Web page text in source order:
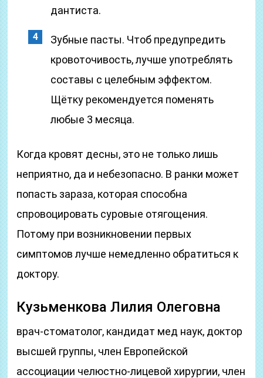
дантиста.
Зубные пасты. Чтоб предупредить
кровоточивость, лучше употреблять
составы с целебным эффектом.
Щётку рекомендуется поменять
любые 3 месяца.
Когда кровят десны, это не только лишь
неприятно, да и небезопасно. В ранки может
попасть зараза, которая способна
спровоцировать суровые отягощения.
Потому при возникновении первых
симптомов лучше немедленно обратиться к
доктору.
Кузьменкова Лилия Олеговна
врач-стоматолог, кандидат мед наук, доктор
высшей группы, член Европейской
ассоциации челюстно-лицевой хирургии, член